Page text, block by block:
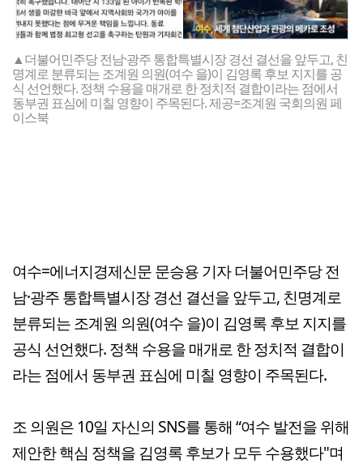
▲더불어민주당 전남·광주 통합특별시장 경선 결선을 앞두고, 친
명계로 분류되는 조계원 의원(여수 을)이 김영록 후보 지지를 공
식 선언했다. 정책 수용을 매개로 한 정치적 결합이라는 점에서
동부권 표심에 미칠 영향이 주목된다. 제공=조계원 국회의원 페
이스북
여수=에너지경제신문 문승용 기자 더불어민주당 전
남·광주 통합특별시장 경선 결선을 앞두고, 친명계로
분류되는 조계원 의원(여수 을)이 김영록 후보 지지를
공식 선언했다. 정책 수용을 매개로 한 정치적 결합이
라는 점에서 동부권 표심에 미칠 영향이 주목된다.
조 의원은 10일 자신의 SNS를 통해 “여수 발전을 위해
제안한 핵심 정책을 김영록 후보가 모두 수용했다"며